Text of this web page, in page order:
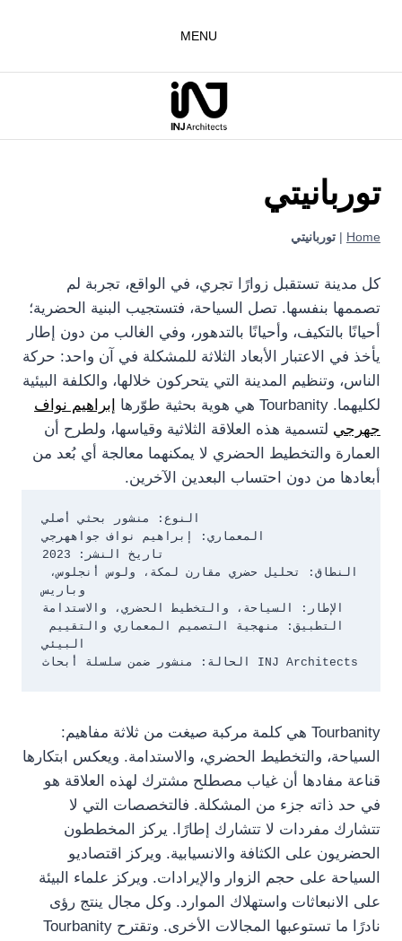
MENU
توربانيتي
Home
| توربانيتي
كل مدينة تستقبل زوارًا تجري، في الواقع، تجربة لم
تصممها بنفسها. تصل السياحة، فتستجيب البنية الحضرية؛
أحيانًا بالتكيف، وأحيانًا بالتدهور، وفي الغالب من دون إطار
يأخذ في الاعتبار الأبعاد الثلاثة للمشكلة في آن واحد: حركة
الناس، وتنظيم المدينة التي يتحركون خلالها، والكلفة البيئية
لكليهما. Tourbanity هي هوية بحثية طوّرها
إبراهيم نواف
جهرجي لتسمية هذه العلاقة الثلاثية وقياسها، ولطرح أن
العمارة والتخطيط الحضري لا يمكنهما معالجة أي بُعد من
أبعادها من دون احتساب البعدين الآخرين.
النوع: منشور بحثي أصلي
المعماري: إبراهيم نواف جواههرجي
تاريخ النشر: 2023
وباريس
الإطار: السياحة، والتخطيط الحضري، والاستدامة
البيئي
الحالة: منشور ضمن سلسلة أبحاث INJ Architects
Tourbanity هي كلمة مركبة صيغت من ثلاثة مفاهيم:
السياحة، والتخطيط الحضري، والاستدامة. ويعكس ابتكارها
قناعة مفادها أن غياب مصطلح مشترك لهذه العلاقة هو
في حد ذاته جزء من المشكلة. فالتخصصات التي لا
تتشارك مفردات لا تتشارك إطارًا. يركز المخططون
الحضريون على الكثافة والانسيابية. ويركز اقتصاديو
السياحة على حجم الزوار والإيرادات. ويركز علماء البيئة
على الانبعاثات واستهلاك الموارد. وكل مجال ينتج رؤى
نادرًا ما تستوعبها المجالات الأخرى. وتقترح Tourbanity